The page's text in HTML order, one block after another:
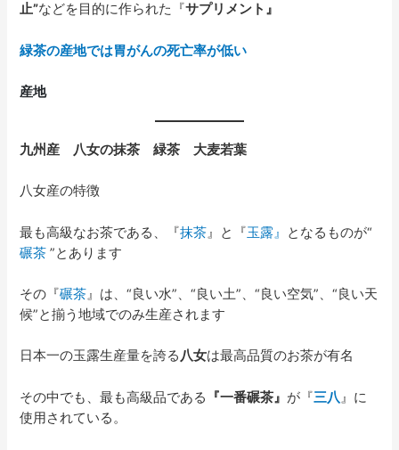
止”などを目的に作られた『サプリメント』
緑茶の産地では胃がんの死亡率が低い
産地
九州産 八女の抹茶 緑茶 大麦若葉
八女産の特徴
最も高級なお茶である、『抹茶』と『玉露』 となるものが“
碾茶 ”とあります
その『碾茶』は、“良い水”、“良い土”、“良い空気”、“良い天
候”と揃う地域でのみ生産されます
日本一の玉露生産量を誇る八女は最高品質のお茶が有名
その中でも、最も高級品である 『一番碾茶』 が『三八』に
使用されている。